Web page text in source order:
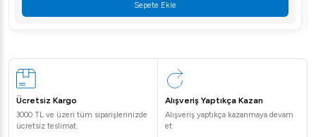
Sepete Ekle
Ücretsiz Kargo
3000 TL ve üzeri tüm siparişlerinizde
ücretsiz teslimat.
Alışveriş Yaptıkça Kazan
Alışveriş yaptıkça kazanmaya devam
et